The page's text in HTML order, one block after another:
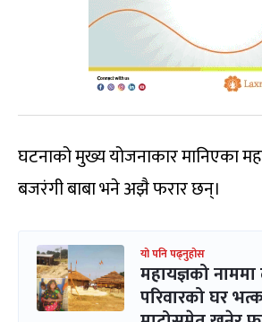
घटनाको मुख्य योजनाकार मानिएका
बजरंगी बाबा भने अझै फरार छन्।
यो पनि पढ्नुहोस
महायज्ञको
परिवारको घर